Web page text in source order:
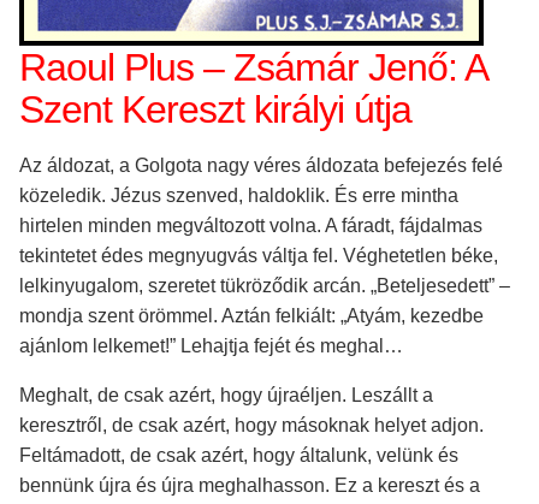
Raoul Plus – Zsámár Jenő: A
Szent Kereszt királyi útja
Az áldozat, a Golgota nagy véres áldozata befejezés felé
közeledik. Jézus szenved, haldoklik. És erre mintha
hirtelen minden megváltozott volna. A fáradt, fájdalmas
tekintetet édes megnyugvás váltja fel. Véghetetlen béke,
lelkinyugalom, szeretet tükröződik arcán. „Beteljesedett” –
mondja szent örömmel. Aztán felkiált: „Atyám, kezedbe
ajánlom lelkemet!” Lehajtja fejét és meghal…
Meghalt, de csak azért, hogy újraéljen. Leszállt a
keresztről, de csak azért, hogy másoknak helyet adjon.
Feltámadott, de csak azért, hogy általunk, velünk és
bennünk újra és újra meghalhasson. Ez a kereszt és a